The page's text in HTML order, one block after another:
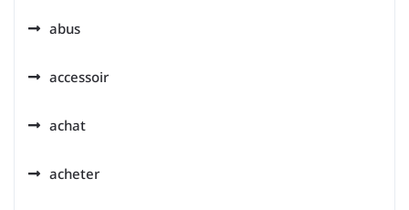
abus
accessoir
achat
acheter